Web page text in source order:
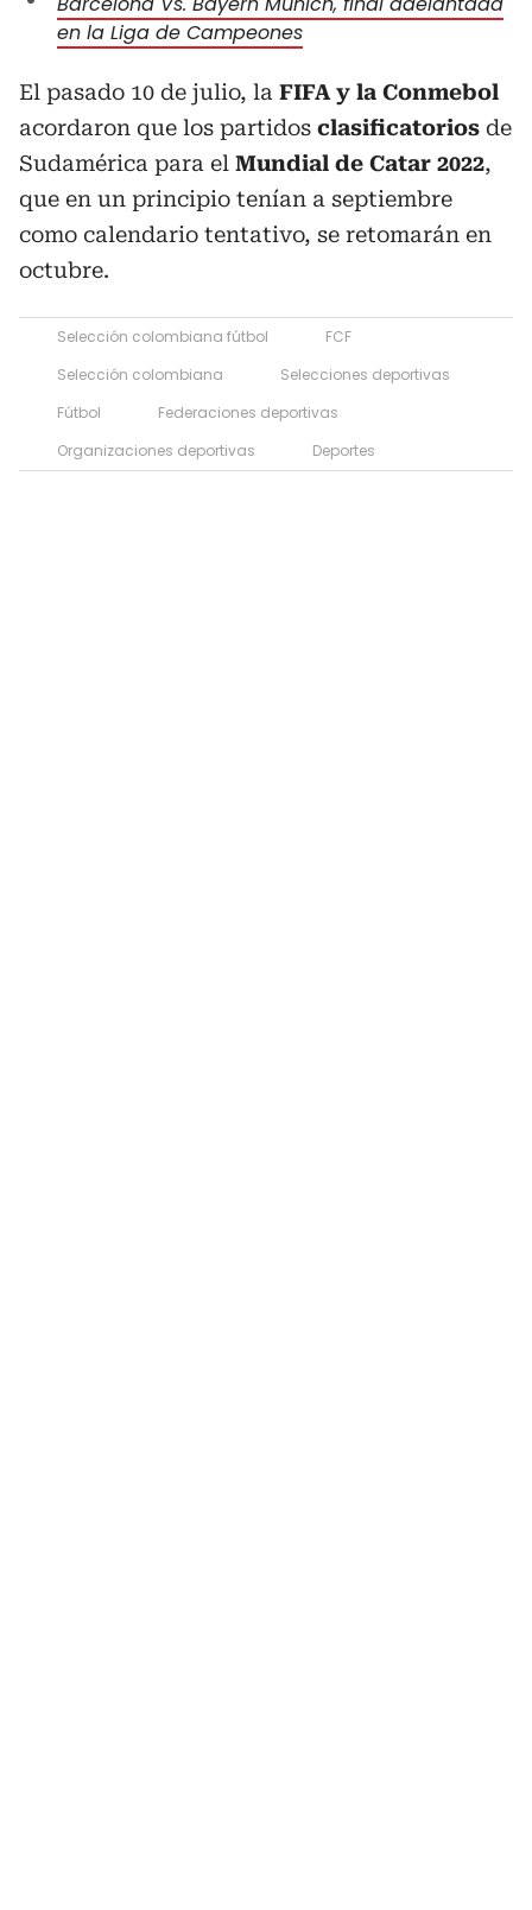
en la Liga de Campeones
El pasado 10 de julio, la FIFA y la Conmebol
acordaron que los partidos clasificatorios de
Sudamérica para el Mundial de Catar 2022,
que en un principio tenían a septiembre
como calendario tentativo, se retomarán en
octubre.
Selección colombiana fútbol
FCF
Selección colombiana
Selecciones deportivas
Fútbol
Federaciones deportivas
Organizaciones deportivas
Deportes